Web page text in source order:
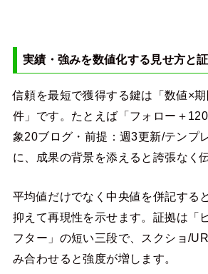
実績・強みを数値化する見せ方と
信頼を最短で獲得する鍵は「数値×
件」です。たとえば「フォロー＋
象20ブログ・前提：週3更新/テンプ
に、成果の背景を添えると誇張なく
平均値だけでなく中央値を併記する
抑えて再現性を示せます。証拠は
フター」の短い三段で、スクショ/
み合わせると強度が増します。